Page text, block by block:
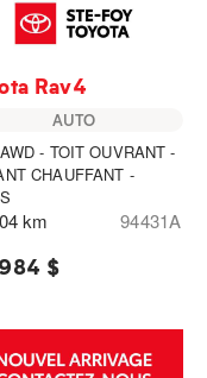
Rav4
AUTO
- TOIT OUVRANT -
CHAUFFANT -
km 94431A
$